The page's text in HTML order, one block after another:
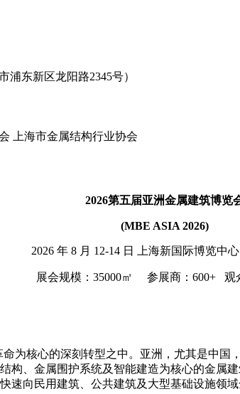
浦东新区龙阳路2345号）
上海市金属结构行业协会
2026第五届亚洲金属建筑博览
(MBE ASIA 2026)
2026 年 8 月 12-14 日 上海新国际博览中
展会规模：35000㎡ 参展商：600+ 观
为核心的深刻转型之中。亚洲，尤其是中
构、金属围护系统及智能建造为核心的金属
向民用建筑、公共建筑及大型基础设施领